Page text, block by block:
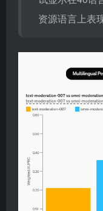
资源语言上表